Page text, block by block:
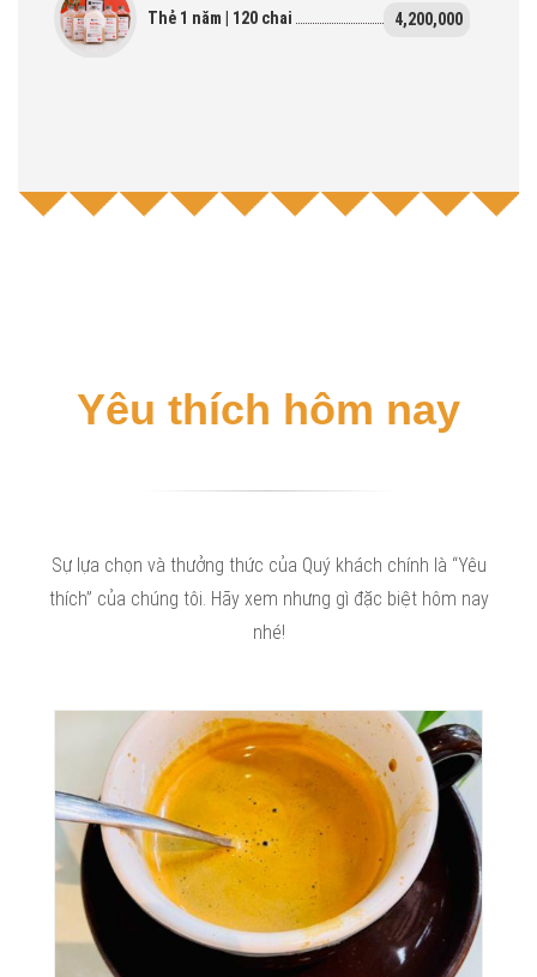
Thẻ 1 năm | 120 chai 4,200,000
Yêu thích hôm nay
Sự lựa chọn và thưởng thức của Quý khách chính là “Yêu
thích” của chúng tôi. Hãy xem nhưng gì đặc biệt hôm nay
nhé!